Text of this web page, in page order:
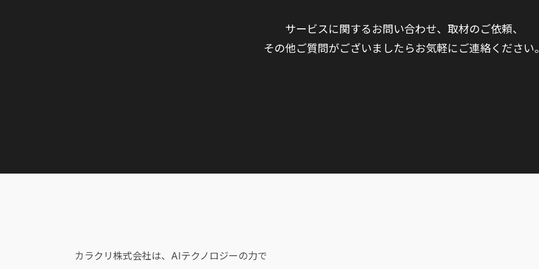
サービスに関するお問い合わせ、取材のご依頼、
その他ご質問がございましたらお気軽にご連絡ください。
カラクリ株式会社は、AIテクノロジーの力で